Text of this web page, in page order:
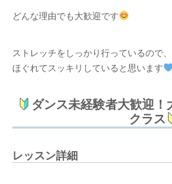
どんな理由でも大歓迎です
ストレッチをしっかり行っているので
ほぐれてスッキリしていると思います
ダンス未経験者大歓迎
クラス
レッスン詳細